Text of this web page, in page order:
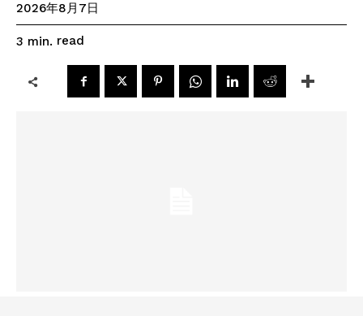
2026年8月7日
3 min. read